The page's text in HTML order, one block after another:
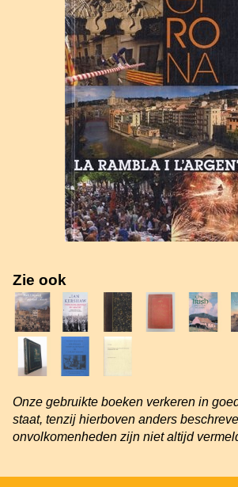
Zie ook
Onze gebruikte boeken verkeren in
staat, tenzij hierboven anders
onvolkomenheden zijn niet altijd